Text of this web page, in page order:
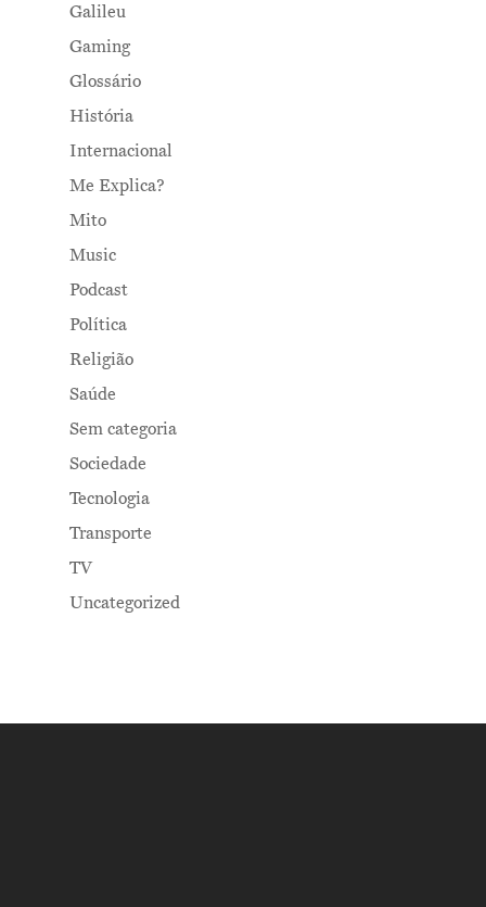
Galileu
Gaming
Glossário
História
Internacional
Me Explica?
Mito
Music
Podcast
Política
Religião
Saúde
Sem categoria
Sociedade
Tecnologia
Transporte
TV
Uncategorized